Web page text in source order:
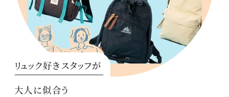
リュック好きスタッフが
大人に似合う